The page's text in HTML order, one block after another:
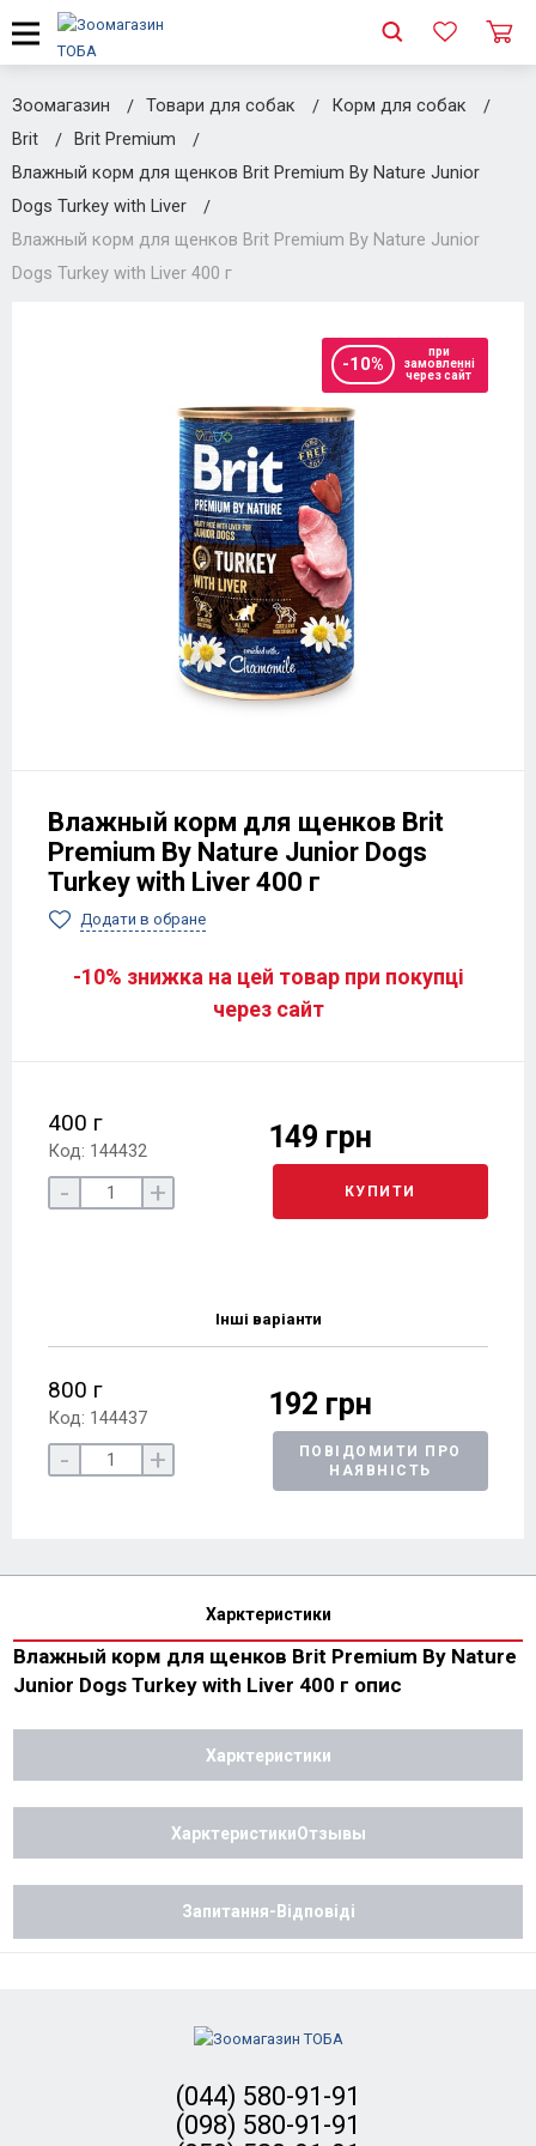
Зоомагазин Товари для собак
Корм для собак
Brit
Brit Premium
Влажный корм для щенков Brit Premium By Nature Junior
Dogs Turkey with Liver
Влажный корм для щенков Brit Premium By Nature Junior
Dogs Turkey with Liver 400 г
-10%
при
замовленні
через сайт
Влажный корм для щенков Brit
Premium By Nature Junior Dogs
Turkey with Liver 400 г
Додати в обране
-10% знижка на цей товар при покупці
через сайт
400 г
Код: 144432 149 грн
- + КУПИТИ
Інші варіанти
800 г
Код: 144437 192 грн
- +
ПОВІДОМИТИ ПРО
НАЯВНІСТЬ
Харктеристики
Влажный корм для щенков Brit Premium By Nature
Junior Dogs Turkey with Liver 400 г опис
Харктеристики
ХарктеристикиОтзывы
Запитання-Відповіді
(044) 580-91-91
(098) 580-91-91